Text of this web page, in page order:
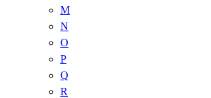
M
N
O
P
Q
R